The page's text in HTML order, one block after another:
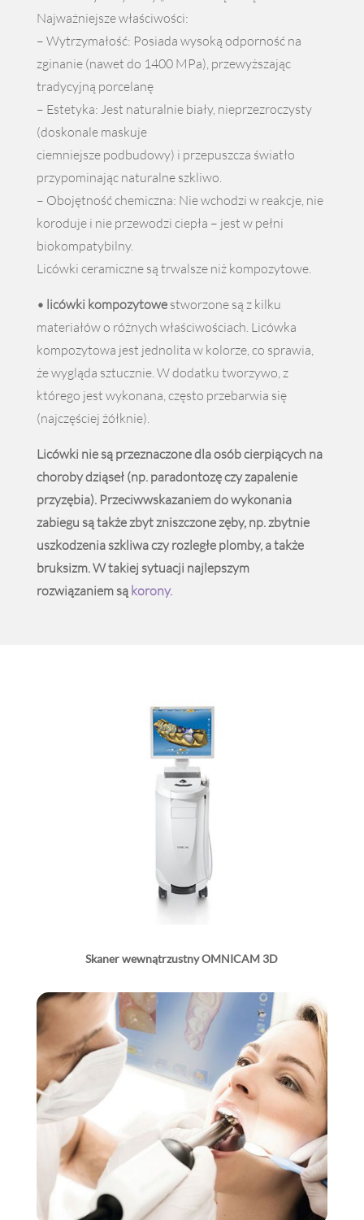
Najważniejsze właściwości:
– Wytrzymałość: Posiada wysoką odporność na
zginanie (nawet do 1400 MPa), przewyższając
tradycyjną porcelanę
– Estetyka: Jest naturalnie biały, nieprzezroczysty
(doskonale maskuje
ciemniejsze podbudowy) i przepuszcza światło
przypominając naturalne szkliwo.
– Obojętność chemiczna: Nie wchodzi w reakcje, nie
koroduje i nie przewodzi ciepła – jest w pełni
biokompatybilny.
Licówki ceramiczne są trwalsze niż kompozytowe.
• licówki kompozytowe stworzone są z kilku
materiałów o różnych właściwościach. Licówka
kompozytowa jest jednolita w kolorze, co sprawia,
że wygląda sztucznie. W dodatku tworzywo, z
którego jest wykonana, często przebarwia się
(najczęściej żółknie).
Licówki nie są przeznaczone dla osób cierpiących na
choroby dziąseł (np. paradontozę czy zapalenie
przyzębia). Przeciwwskazaniem do wykonania
zabiegu są także zbyt zniszczone zęby, np. zbytnie
uszkodzenia szkliwa czy rozległe plomby, a także
bruksizm. W takiej sytuacji najlepszym
rozwiązaniem są korony.
Skaner wewnątrzustny OMNICAM 3D